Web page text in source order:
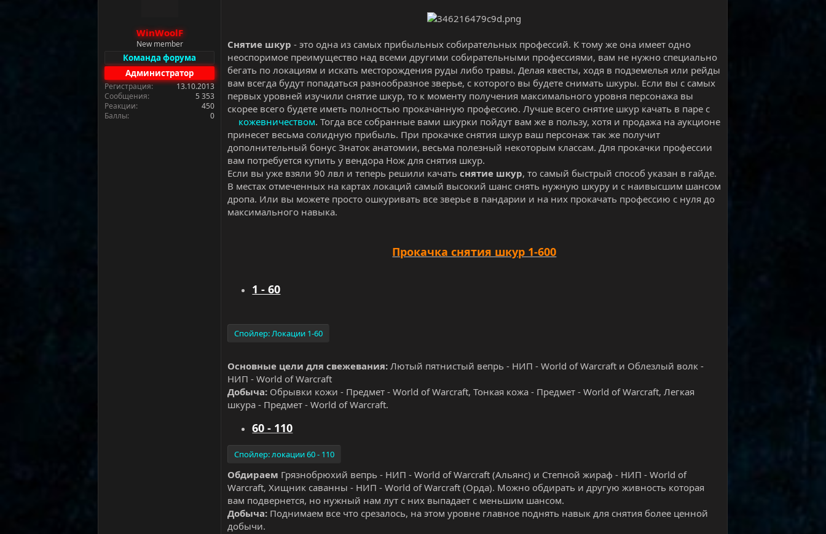
а
WinWoolF
New member
Команда форума
Администратор
Регистрация
13.10.2013
Сообщения
5 353
Реакции
450
Баллы
0
Снятие шкур - это одна из самых прибыльных собирательных профессий. К тому же она имеет одно
неоспоримое преимущество над всеми другими собирательными профессиями, вам не нужно специально
бегать по локациям и искать месторождения руды либо травы. Делая квесты, ходя в подземелья или рейды
вам всегда будут попадаться разнообразное зверье, с которого вы будете снимать шкуры. Если вы с самых
первых уровней изучили снятие шкур, то к моменту получения максимального уровня персонажа вы
скорее всего будете иметь полностью прокачанную профессию. Лучше всего снятие шкур качать в паре с
кожевничеством. Тогда все собранные вами шкурки пойдут вам же в пользу, хотя и продажа на аукционе
принесет весьма солидную прибыль. При прокачке снятия шкур ваш персонаж так же получит
дополнительный бонус Знаток анатомии, весьма полезный некоторым классам. Для прокачки профессии
вам потребуется купить у вендора Нож для снятия шкур.
Если вы уже взяли 90 лвл и теперь решили качатьснятие шкур, то самый быстрый способ указан в гайде.
В местах отмеченных на картах локаций самый высокий шанс снять нужную шкуру и с наивысшим шансом
дропа. Или вы можете просто ошкуривать все зверье в пандарии и на них прокачать профессию с нуля до
максимального навыка.
Прокачка снятия шкур 1-600
1 - 60
Спойлер: Локации 1-60
Основные цели для свежевания: Лютый пятнистый вепрь - НИП - World of Warcraft и Облезлый волк -
НИП - World of Warcraft
Добыча: Обрывки кожи - Предмет - World of Warcraft, Тонкая кожа - Предмет - World of Warcraft, Легкая
шкура - Предмет - World of Warcraft.
60 - 110
Спойлер:локации 60 - 110
Обдираем Грязнобрюхий вепрь - НИП - World of Warcraft (Альянс) и Степной жираф - НИП - World of
Warcraft, Хищник саванны - НИП - World of Warcraft (Орда). Можно обдирать и другую живность которая
вам подвернется, но нужный нам лут с них выпадает с меньшим шансом.
Добыча: Поднимаем все что срезалось, на этом уровне главное поднять навык для снятия более ценной
добычи.